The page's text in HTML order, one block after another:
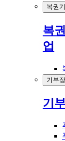
복권
복
업
기부
기